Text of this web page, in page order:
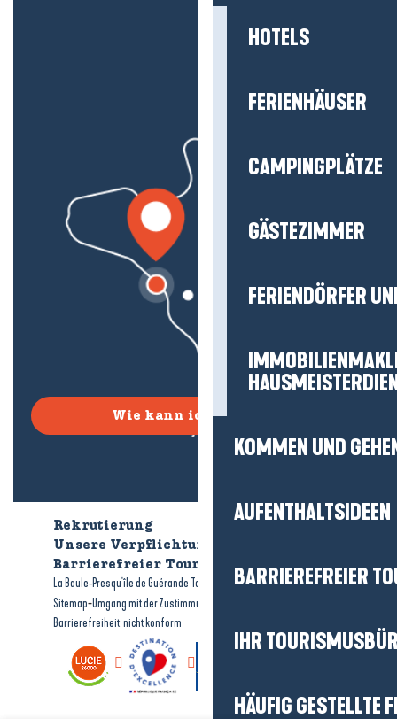
HOTELS
FERIENHÄUSER
CAMPINGPLÄTZE
GÄSTEZIMMER
FERIENDÖRFER
KOMMEN UND
AUFENTHALTSIDEEN
BARRIEREFREIER
IHR
HÄUFIG GESTELLTE
Wie kann ich kommen?
Rekrutierung
Unsere Verpflichtungen
Barrierefreier Tourismus
Broschüren
La Baule-Presqu'île de Guérande Tourismus-Rechtliche Hinweise-
Sitemap-Umgang mit der Zustimmung
Barrierefreiheit: nicht konform